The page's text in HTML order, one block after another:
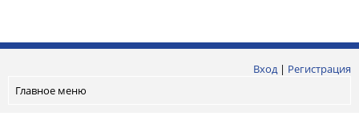
Вход| Регистрация
Главное меню